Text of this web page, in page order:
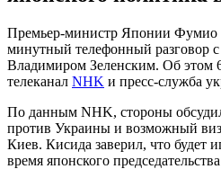
Премьер-министр Японии Фумио
минутный телефонный разговор
Владимиром Зеленским. Об этом
телеканал NHK и пресс-служба
По данным NHK, стороны
против Украины и возможный
Киев. Кисида заверил, что будет
время японского